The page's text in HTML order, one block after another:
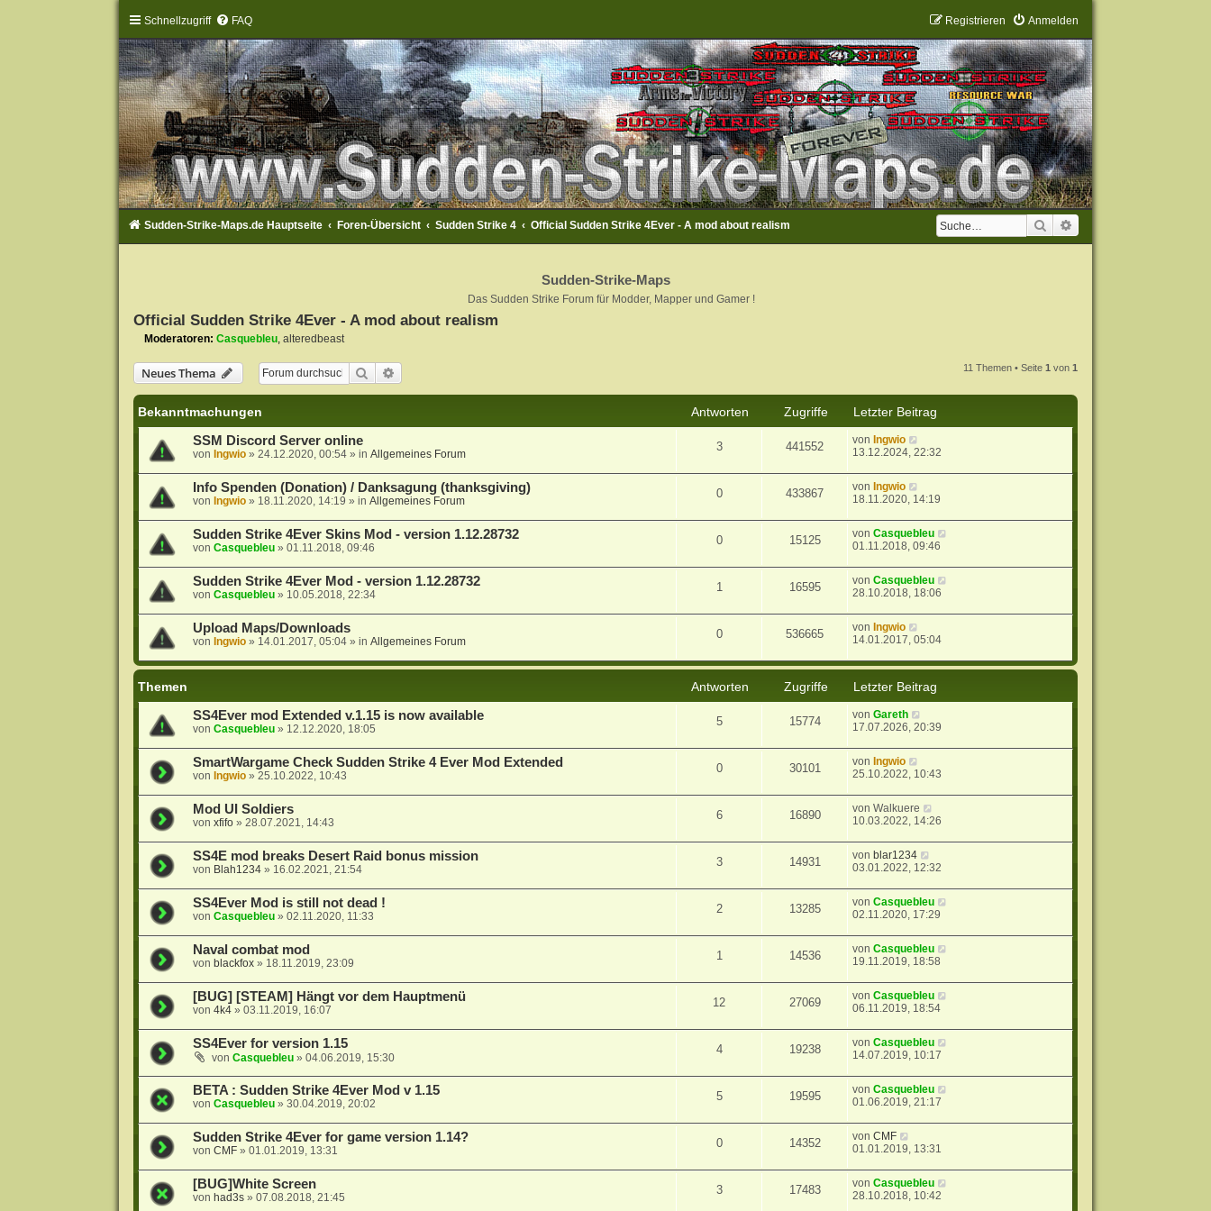
Schnellzugriff FAQ Anmelden
Registrieren
Suche
Sudden-Strike-Maps.de Hauptseite Foren-Übersicht Sudden Strike 4 Official Sudden Strike 4Ever - A mod about realism
Sudden-Strike-Maps
Das Sudden Strike Forum für Modder, Mapper und Gamer !
Official Sudden Strike 4Ever - A mod about realism
Moderatoren: Casquebleu, alteredbeast
Neues Thema Suche 11 Themen • Seite1 von1
Bekanntmachungen Antworten Zugriffe
Letzter Beitrag
SSM Discord Server online
von Ingwio» 24.12.2020, 00:54» in Allgemeines Forum
3 441552 vonIngwio
13.12.2024, 22:32
Info Spenden (Donation) / Danksagung (thanksgiving)
von Ingwio» 18.11.2020, 14:19 » in Allgemeines Forum
0 433867 vonIngwio
18.11.2020, 14:19
Sudden Strike 4Ever Skins Mod - version 1.12.28732
von Casquebleu» 01.11.2018, 09:46
0 15125 vonCasquebleu
01.11.2018, 09:46
Sudden Strike 4Ever Mod - version 1.12.28732
von Casquebleu» 10.05.2018, 22:34
1 16595 vonCasquebleu
28.10.2018, 18:06
Upload Maps/Downloads
von Ingwio» 14.01.2017, 05:04» in Allgemeines Forum
0 536665 vonIngwio
14.01.2017, 05:04
Themen Antworten Zugriffe
Letzter Beitrag
SS4Ever mod Extended v.1.15 is now available
von Casquebleu» 12.12.2020, 18:05
5 15774 vonGareth
17.07.2026, 20:39
SmartWargame Check Sudden Strike 4 Ever Mod Extended
von Ingwio» 25.10.2022, 10:43
0 30101 vonIngwio
25.10.2022, 10:43
Mod UI Soldiers
von xfifo» 28.07.2021, 14:43
6 16890 vonWalkuere
10.03.2022, 14:26
SS4E mod breaks Desert Raid bonus mission
von Blah1234» 16.02.2021, 21:54
3 14931 vonblar1234
03.01.2022, 12:32
SS4Ever Mod is still not dead !
von Casquebleu» 02.11.2020, 11:33
2 13285 vonCasquebleu
02.11.2020, 17:29
Naval combat mod
von blackfox» 18.11.2019, 23:09
1 14536 vonCasquebleu
19.11.2019, 18:58
[BUG] [STEAM] Hängt vor dem Hauptmenü
von 4k4» 03.11.2019, 16:07
12 27069 vonCasquebleu
06.11.2019, 18:54
SS4Ever for version 1.15
von Casquebleu» 04.06.2019, 15:30
4 19238 vonCasquebleu
14.07.2019, 10:17
BETA : Sudden Strike 4Ever Mod v 1.15
von Casquebleu» 30.04.2019, 20:02
5 19595 vonCasquebleu
01.06.2019, 21:17
Sudden Strike 4Ever for game version 1.14?
von CMF» 01.01.2019, 13:31
0 14352 vonCMF
01.01.2019, 13:31
[BUG]White Screen
von had3s» 07.08.2018, 21:45
3 17483 vonCasquebleu
28.10.2018, 10:42